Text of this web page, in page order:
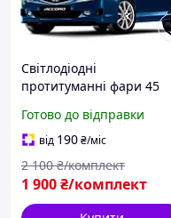
Світлодіодні
протитуманні фари 45
5500lumen білі на 3 лінзи
з чіткою СТГ
Готово до відправки
від 190₴/міс
1 900₴/комплект
2 100 ₴/комплект